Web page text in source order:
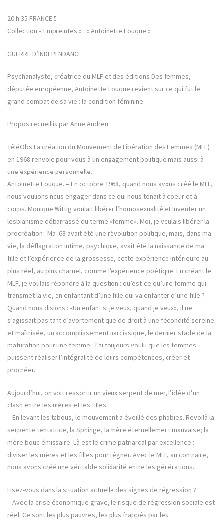
20 h 35 FRANCE 5
Collection « Empreintes » : « Antoinette Fouque »
GUERRE D’INDEPENDANCE
Psychanalyste, créatrice du MLF et des éditions Des femmes,
députée européenne, Antoinette Fouque revient sur ce qui fut le
grand combat de sa vie : la condition féminine.
Propos recueillis par Anne Andreu
TéléObs.La création du Mouvement de Libération des Femmes (MLF)
en 1968 renvoie pour vous à un engagement politique mais aussi à
une expérience personnelle.
Antoinette Fouque. – En octobre 1968, quand nous avons créé le MLF,
nous voulions nous engager dans ce qui nous tenait à coeur et à
corps. Monique Wittig voulait libérer l’homosexualité et inventer un
lesbianisme débarrassé du terme «femme». Moi, je voulais libérer la
procréation : Mai-68 avait été une révolution politique, mais, dans ma
vie, la déflagration intime, psychique, avait été la naissance de ma
fille et l’expérience de la grossesse, cette expérience intérieure au
plus réel, au plus charnel, comme l’expérience poétique. En créant le
MLF, je voulais répondre à la question : qu’est-ce qu’une femme qui
transmet la vie, en enfantant d’une fille qui va enfanter d’une fille ?
Quand nous disions : «Un enfant si je veux, quand je veux», il ne
s’agissait pas tant d’avortement que de droit à une fécondité sereine
et maîtrisée, un accomplissement narcissique, le dernier stade de la
maturation pour une femme. J’ai toujours voulu que les femmes
puissent réaliser l’intégralité de leurs compétences, créer et
procréer.
Aujourd’hui, on voit ressortir un vieux serpent de mer, l’idée d’un
clash entre les mères et les filles.
– En levant les tabous, le mouvement a éveillé des phobies. Revoilà la
serpente tentatrice, la Sphinge, la mère éternellement mauvaise; la
mère bouc émissaire. Là est le crime patriarcal par excellence :
diviser les mères et les filles pour régner. Avec le MLF, au contraire,
nous avons créé une véritable solidarité entre les générations.
Lisez-vous dans la situation actuelle des signes de régression ?
– Avec la crise économique grave, le risque de régression sociale est
réel. Ce sont les plus pauvres, les plus frappés par les